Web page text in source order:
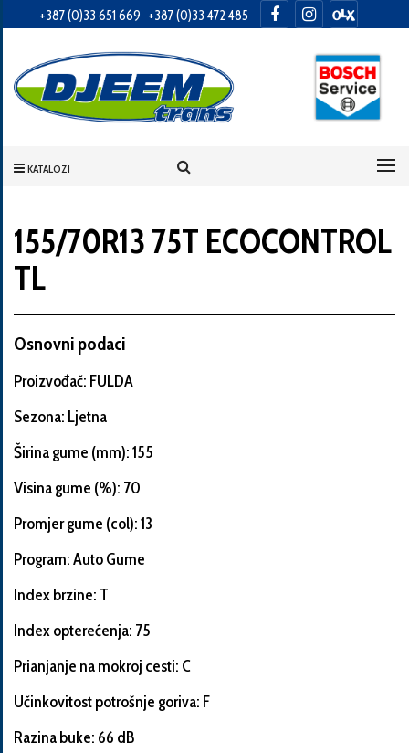
+387 (0)33 651 669 +387 (0)33 472 485
KATALOZI
Informacije
o
Broj
Informacije
o
automobila
155/70R13 75T ECOCONTROL
TL
Osnovni podaci
Proizvođač: FULDA
Sezona: Ljetna
Širina gume (mm): 155
Visina gume (%): 70
Promjer gume (col): 13
Program: Auto Gume
Index brzine: T
Index opterećenja: 75
Prianjanje na mokroj cesti: C
Učinkovitost potrošnje goriva: F
Razina buke: 66 dB